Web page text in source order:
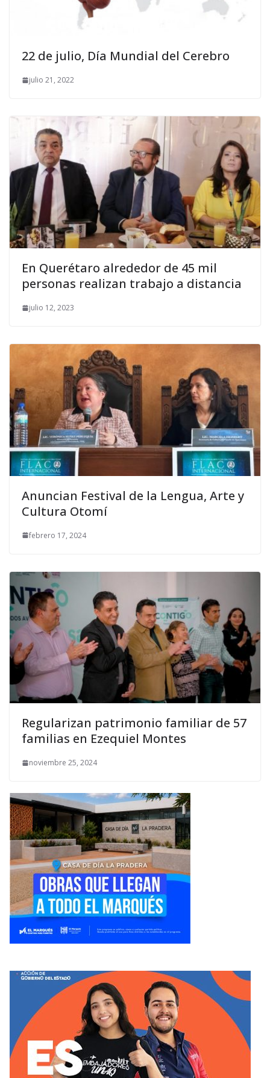
22 de julio, Día Mundial del Cerebro
julio 21, 2022
En Querétaro alrededor de 45 mil
personas realizan trabajo a distancia
julio 12, 2023
Anuncian Festival de la Lengua, Arte y
Cultura Otomí
febrero 17, 2024
Regularizan patrimonio familiar de 57
familias en Ezequiel Montes
noviembre 25, 2024